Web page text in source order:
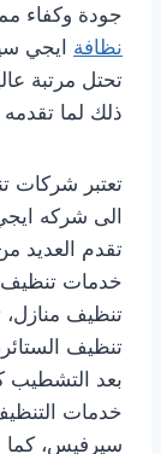
جودة وكفاء
نظافة ايجي
تحتل مرتبة
ذلك لما
تعتبر شركات
الى شركه
تقدم العديد
خدمات تنظيف
تنظيف منازل،
تنظيف
بعد التشطيب
خدمات
سيرفيس، كما